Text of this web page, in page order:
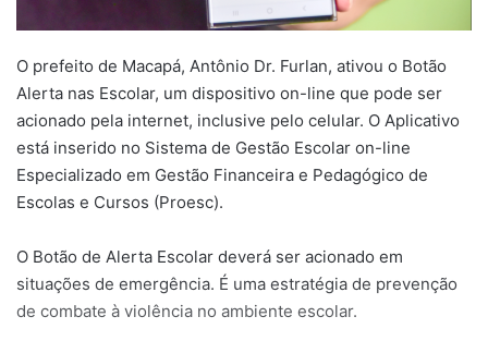
O prefeito de Macapá, Antônio Dr. Furlan, ativou o Botão
Alerta nas Escolar, um dispositivo on-line que pode ser
acionado pela internet, inclusive pelo celular. O Aplicativo
está inserido no Sistema de Gestão Escolar on-line
Especializado em Gestão Financeira e Pedagógico de
Escolas e Cursos (Proesc).
O Botão de Alerta Escolar deverá ser acionado em
situações de emergência. É uma estratégia de prevenção
de combate à violência no ambiente escolar.